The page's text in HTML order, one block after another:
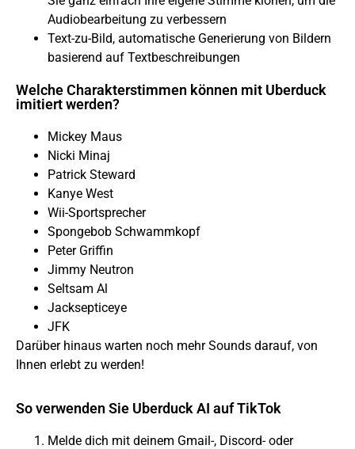
Audiobearbeitung zu verbessern
Text-zu-Bild, automatische Generierung von Bildern
basierend auf Textbeschreibungen
Welche Charakterstimmen können mit Uberduck
imitiert werden?
Mickey Maus
Nicki Minaj
Patrick Steward
Kanye West
Wii-Sportsprecher
Spongebob Schwammkopf
Peter Griffin
Jimmy Neutron
Seltsam Al
Jacksepticeye
JFK
Darüber hinaus warten noch mehr Sounds darauf, von
Ihnen erlebt zu werden!
So verwenden Sie Uberduck AI auf TikTok
Melde dich mit deinem Gmail-, Discord- oder